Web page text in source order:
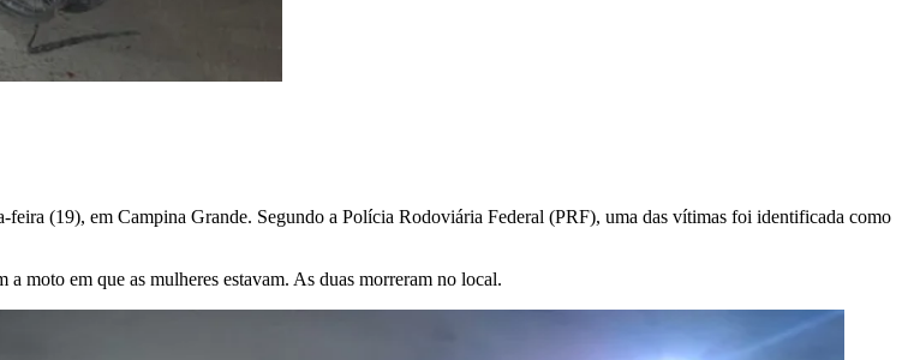
(19), em Campina Grande. Segundo a Polícia Rodoviária Federal (PRF), uma das vítimas foi identificada como
moto em que as mulheres estavam. As duas morreram no local.